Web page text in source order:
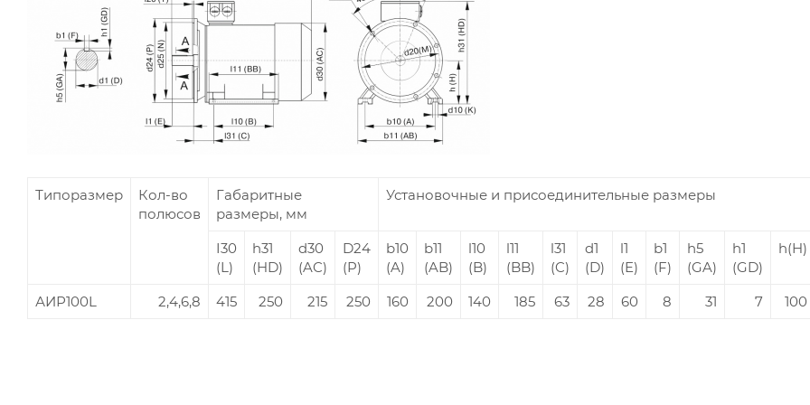
Типоразмер
Кол-во
полюсов
Габаритные
размеры, мм
Установочные и присоединительные размеры
I30
(L)
h31
(HD)
d30
(AC)
D24
(P)
b10
(A)
b11
(AB)
l10
(B)
l11
(BB)
l31
(C)
d1
(D)
l1
(E)
b1
(F)
h5
(GA)
h1
(GD)
h(H)
АИР100L 2,4,6,8 415 250 215 250 160 200 140 185 63 28 60 8 31 7 100